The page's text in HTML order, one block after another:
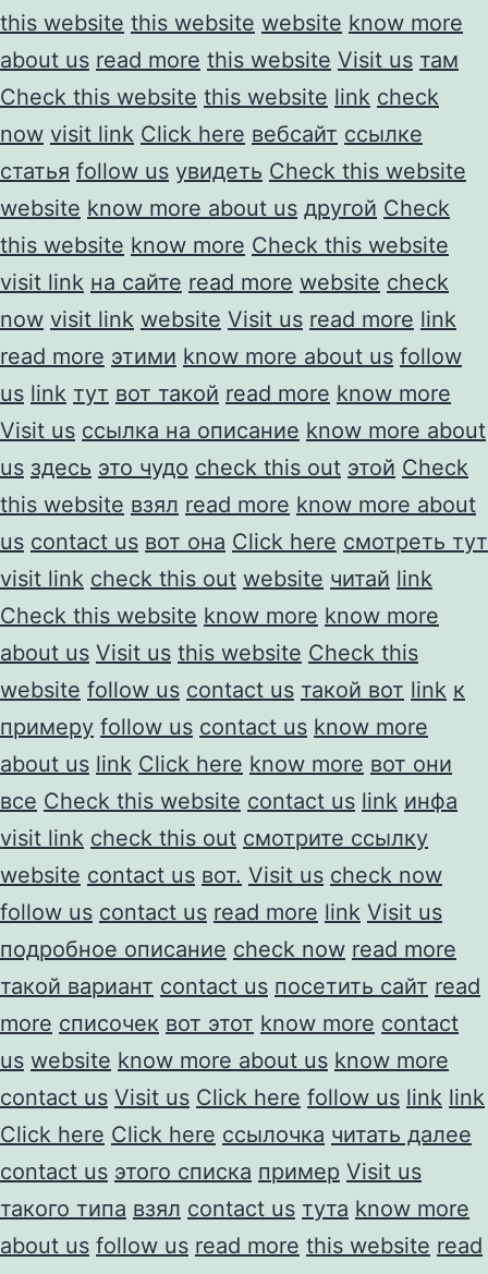
this website this website website know more
about us read more this website Visit us там
Check this website this website link check
now visit link Click here вебсайт ссылке
статья follow us увидеть Check this website
website know more about us другой Check
this website know more Check this website
visit link на сайте read more website check
now visit link website Visit us read more link
read more этими know more about us follow
us link тут вот такой read more know more
Visit us ссылка на описание know more about
us здесь это чудо check this out этой Check
this website взял read more know more about
us contact us вот она Click here смотреть тут
visit link check this out website читай link
Check this website know more know more
about us Visit us this website Check this
website follow us contact us такой вот link к
примеру follow us contact us know more
about us link Click here know more вот они
все Check this website contact us link инфа
visit link check this out смотрите ссылку
website contact us вот. Visit us check now
follow us contact us read more link Visit us
подробное описание check now read more
такой вариант contact us посетить сайт read
more списочек вот этот know more contact
us website know more about us know more
contact us Visit us Click here follow us link link
Click here Click here ссылочка читать далее
contact us этого списка пример Visit us
такого типа взял contact us тута know more
about us follow us read more this website read